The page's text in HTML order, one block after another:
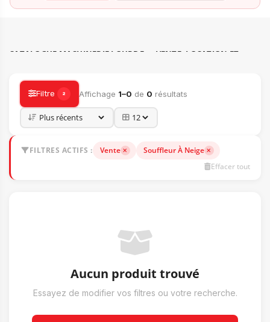
CATALOGUE MACHINERIE LOURDE — VENTE, LOCATION ET
Filtre 2 Affichage 1–0 de 0 résultats
FILTRES ACTIFS : Vente
Souffleur À Neige
Effacer tout
Aucun produit trouvé
Essayez de modifier vos filtres ou votre recherche.